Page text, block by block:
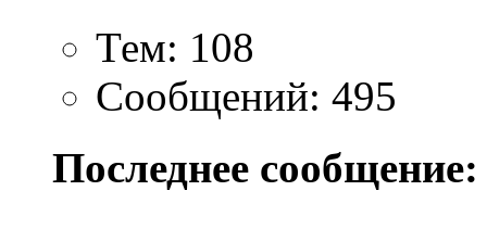
Тем: 108
Сообщений: 495
Последнее сообщение: